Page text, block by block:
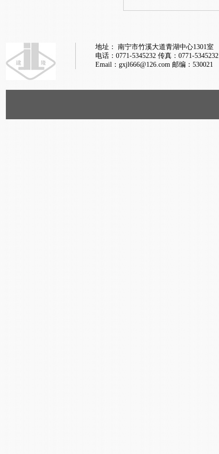
地址： 南宁市竹溪大道青湖中心1301室
电话：0771-5345232 传真：0771-5345232
Email：gxjl666@126.com 邮编：530021